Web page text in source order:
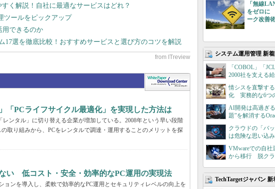
く解説！自社に最適なサービスはどれ？
ツールをピックアップ
用できるのか
17選を徹底比較！おすすめサービスと選び方のコツを解説
「PCライフサイクル最適化」を実現した方法は
ンタル」に切り替える企業が増加している。2008年という早い段階
取り組みから、PCをレンタルで調達・運用することのメリットを探
い 低コスト・安全・効率的なPC運用の実現法
ョンを導入し、柔軟で効率的なPC運用とセキュリティレベルの向上を
「無線
をゼロに
ーク改善
システム運用管理 新
「COBOL」「
2000社を支える
情シスを直撃す
化 実務的な6つ
AI開発は高過ぎ
題”を解消する
クラウドの「バ
は危険な思い込み
VMwareでの自社
から移行 脱クラ
TechTargetジャパン 新